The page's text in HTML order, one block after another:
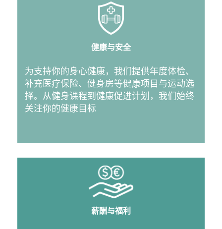
健康与安全
为支持你的身心健康，我们提供年度体检、
补充医疗保险、健身房等健康项目与运动选
择。从健身课程到健康促进计划，我们始终
关注你的健康目标
薪酬与福利